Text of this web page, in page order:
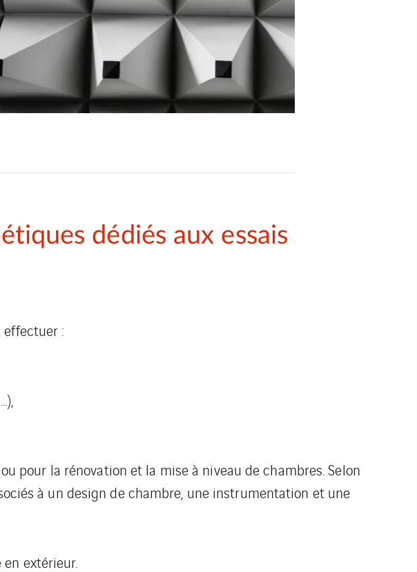
dédiés aux essais
effectuer :
pour la rénovation et la mise à niveau de chambres. Selon
à un design de chambre, une instrumentation et une
en extérieur.